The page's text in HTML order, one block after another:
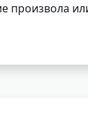
произвола